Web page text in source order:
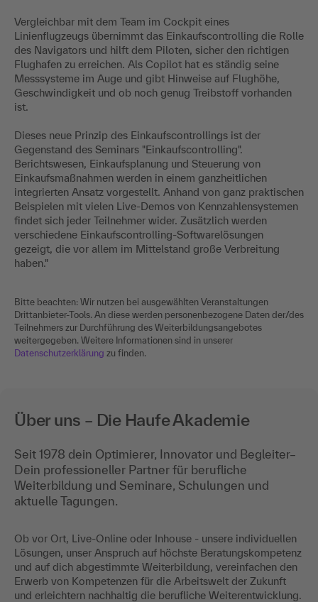
Vergleichbar mit dem Team im Cockpit eines
Linienflugzeugs übernimmt das Einkaufscontrolling die Rolle
des Navigators und hilft dem Piloten, sicher den richtigen
Flughafen zu erreichen. Als Copilot hat es ständig seine
Messsysteme im Auge und gibt Hinweise auf Flughöhe,
Geschwindigkeit und ob noch genug Treibstoff vorhanden
ist.
Dieses neue Prinzip des Einkaufscontrollings ist der
Gegenstand des Seminars "Einkaufscontrolling".
Berichtswesen, Einkaufsplanung und Steuerung von
Einkaufsmaßnahmen werden in einem ganzheitlichen
integrierten Ansatz vorgestellt. Anhand von ganz praktischen
Beispielen mit vielen Live-Demos von Kennzahlensystemen
findet sich jeder Teilnehmer wider. Zusätzlich werden
verschiedene Einkaufscontrolling-Softwarelösungen
gezeigt, die vor allem im Mittelstand große Verbreitung
haben."
Bitte beachten: Wir nutzen bei ausgewählten Veranstaltungen
Drittanbieter-Tools. An diese werden personenbezogene Daten der/des
Teilnehmers zur Durchführung des Weiterbildungsangebotes
weitergegeben. Weitere Informationen sind in unserer
Datenschutzerklärung zu finden.
Über uns – Die Haufe Akademie
Seit 1978 dein Optimierer, Innovator und Begleiter–
Dein professioneller Partner für berufliche
Weiterbildung und Seminare, Schulungen und
aktuelle Tagungen.
Ob vor Ort, Live-Online oder Inhouse - unsere individuellen
Lösungen, unser Anspruch auf höchste Beratungskompetenz
und auf dich abgestimmte Weiterbildung, vereinfachen den
Erwerb von Kompetenzen für die Arbeitswelt der Zukunft
und erleichtern nachhaltig die berufliche Weiterentwicklung.